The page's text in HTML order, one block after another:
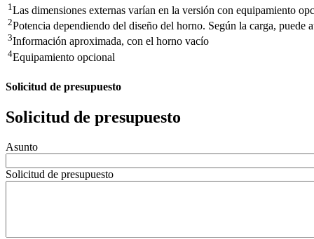
1 Las dimensiones externas varían en la versión con equipamiento
2Potencia dependiendo del diseño del horno. Según la carga, puede
3Información aproximada, con el horno vacío
4Equipamiento opcional
Solicitud de presupuesto
Solicitud de presupuesto
Asunto
Solicitud de presupuesto